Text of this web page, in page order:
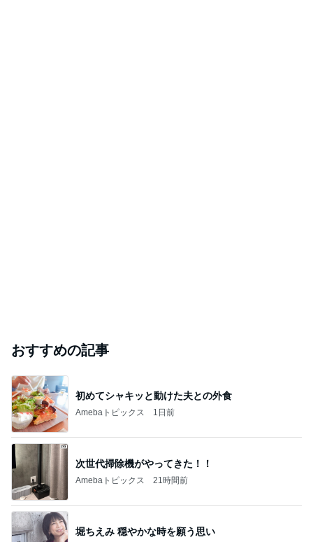
おすすめの記事
初めてシャキッと動けた夫との外食
Amebaトピックス 1日前
次世代掃除機がやってきた！！
Amebaトピックス 21時間前
堀ちえみ 穏やかな時を願う思い